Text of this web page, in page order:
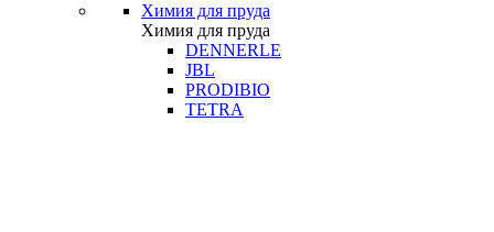
Химия для пруда
Химия для пруда
DENNERLE
JBL
PRODIBIO
TETRA